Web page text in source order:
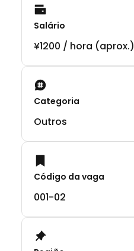
Salário
¥1200 / hora (aprox.)
Categoria
Outros
Código da vaga
001-02